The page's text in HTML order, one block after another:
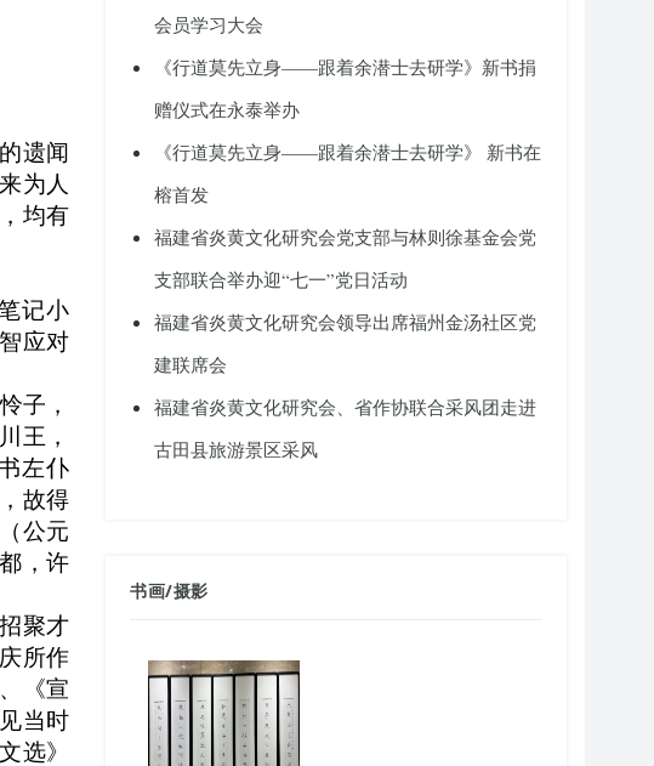
遗闻
为人
均有
记小
应对
子，
王，
左仆
故得
公元
，许
聚才
所作
《宣
当时
选》
会员学习大会
《行道莫先立身——跟着余潜士去研学》新书捐
赠仪式在永泰举办
《行道莫先立身——跟着余潜士去研学》 新书在
榕首发
福建省炎黄文化研究会党支部与林则徐基金会党
支部联合举办迎“七一”党日活动
福建省炎黄文化研究会领导出席福州金汤社区党
建联席会
福建省炎黄文化研究会、省作协联合采风团走进
古田县旅游景区采风
书画/摄影